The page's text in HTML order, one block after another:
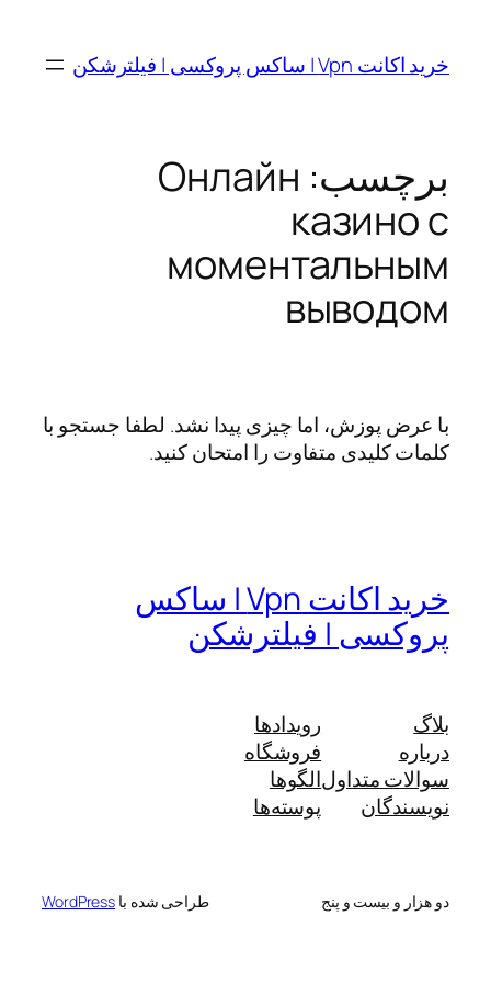
محتواخرید اکانت Vpn | ساکس پروکسی | فیلترشکن
برچسب: Онлайн
казино с
моментальным
выводом
با عرض پوزش، اما چیزی پیدا نشد. لطفا جستجو با
کلمات کلیدی متفاوت را امتحان کنید.
خرید اکانت Vpn | ساکس
پروکسی | فیلترشکن
بلاگ
درباره
سوالات متداول
نویسندگان
رویدادها
فروشگاه
الگوها
پوسته‌ها
دو هزار و بیست و پنج طراحی شده با WordPress